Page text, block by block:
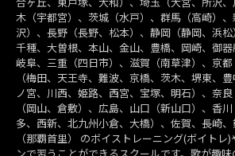
木（宇都宮）、茨城（水戸）、群馬（高崎）
沢）、長野（長野、松本）、静岡（静岡、浜松
千種、大曽根、本山、金山、豊橋、岡崎、御器
岐阜、三重（四日市）、滋賀（南草津）、京
（梅田、天王寺、難波、京橋、茨木、堺東、
ノ宮、川西、姫路、西宮、宝塚、明石）、奈
（岡山、倉敷）、広島、山口（新山口）、香
多、西新、北九州小倉、大橋）、佐賀、長崎
（那覇首里） のボイストレーニング(ボイトレ